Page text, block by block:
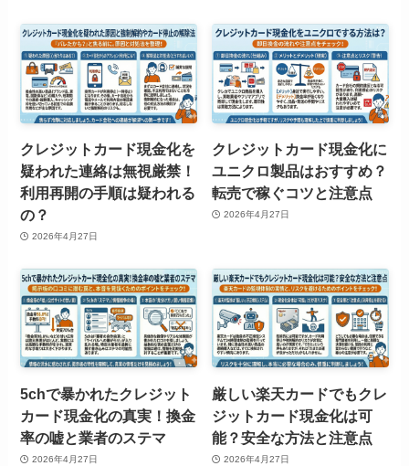
クレジットカード現金化を
疑われた連絡は無視厳禁！
利用再開の手順は疑われる
の？
2026年4月27日
クレジットカード現金化に
ユニクロ製品はおすすめ？
転売で稼ぐコツと注意点
2026年4月27日
5chで暴かれたクレジット
カード現金化の真実！換金
率の嘘と業者のステマ
2026年4月27日
厳しい楽天カードでもクレ
ジットカード現金化は可
能？安全な方法と注意点
2026年4月27日